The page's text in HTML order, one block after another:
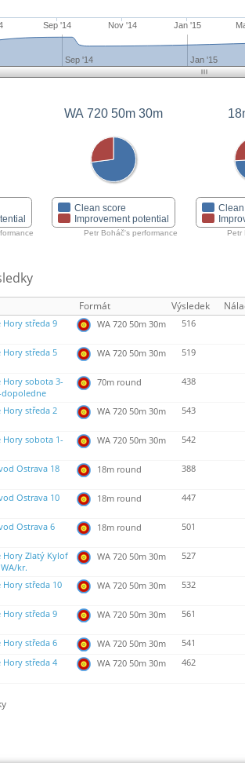
Sep '14 Nov '14 Jan '15
Sep '14 Jan '15
WA 720 50m 30m
Clean score
Improvement potential
Petr Boháč's performance Petr
Formát Výsledek
Hory středa 9 WA 720 50m 30m 516
Hory středa 5 WA 720 50m 30m 519
Hory sobota 3-
70m round 438
Hory středa 2 WA 720 50m 30m 543
Hory sobota 1-
WA 720 50m 30m 542
Ostrava 18 18m round 388
Ostrava 10 18m round 447
Ostrava 6 18m round 501
Hory Zlatý Kylof
kr.
WA 720 50m 30m 527
Hory středa 10 WA 720 50m 30m 532
Hory středa 9 WA 720 50m 30m 561
Hory středa 6 WA 720 50m 30m 541
Hory středa 4 WA 720 50m 30m 462